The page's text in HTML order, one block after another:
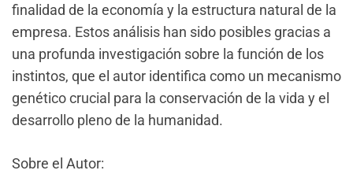
finalidad de la economía y la estructura natural de la
empresa. Estos análisis han sido posibles gracias a
una profunda investigación sobre la función de los
instintos, que el autor identifica como un mecanismo
genético crucial para la conservación de la vida y el
desarrollo pleno de la humanidad.
Sobre el Autor: